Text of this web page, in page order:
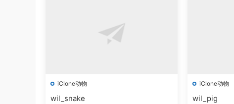
iClone动物
wil_snake
iClone动物
wil_pig